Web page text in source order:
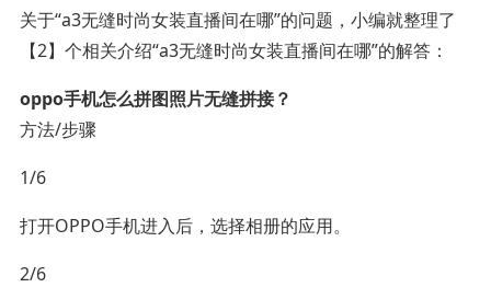
关于“a3无缝时尚女装直播间在哪”的问题，小编就整理了
【2】个相关介绍“a3无缝时尚女装直播间在哪”的解答：
oppo手机怎么拼图照片无缝拼接？
方法/步骤
1/6
打开OPPO手机进入后，选择相册的应用。
2/6